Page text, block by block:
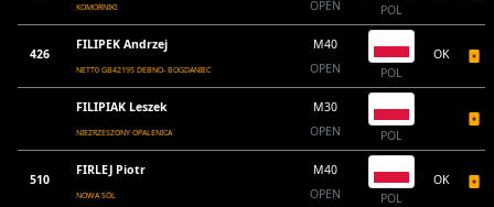
KOMORNIKI
OPEN
POL
426
FILIPEK Andrzej
NETT0 GB42195 DEBNO- BOGDANIEC
M40
OPEN
POL
OK
FILIPIAK Leszek
NIEZRZESZONY OPALENICA
M30
OPEN
POL
510
FIRLEJ Piotr
NOWA SÓL
M40
OPEN
POL
OK